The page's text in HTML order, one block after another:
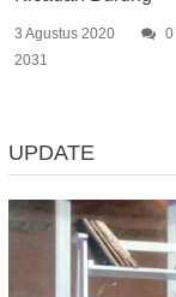
3 Agustus 2020
0
2031
UPDATE